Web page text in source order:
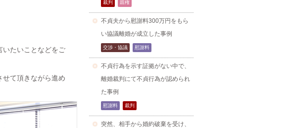
いたいことなどをご
せて頂きながら進め
裁判 親権
不貞夫から慰謝料300万円をもら
い協議離婚が成立した事例
交渉・協議 慰謝料
不貞行為を示す証拠がない中で、
離婚裁判にて不貞行為が認められ
た事例
慰謝料 裁判
突然、相手から婚約破棄を受け、